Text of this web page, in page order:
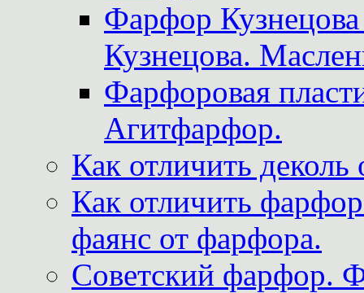
Фарфор
Кузнецова.
Фарфоровая
Агитфарфор.
Как отличить
Как отличить
фаянс от фарфора.
Советский фарфор.